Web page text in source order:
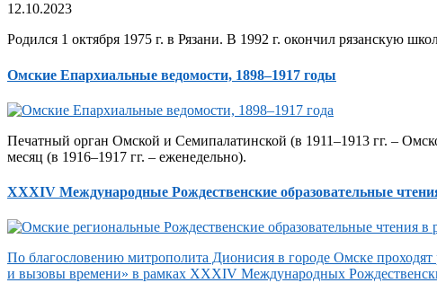
12.10.2023
Родился 1 октября 1975 г. в Рязани. В 1992 г. окончил рязанскую
Омские Епархиальные ведомости, 1898–1917 годы
Печатный орган Омской и Семипалатинской (в 1911–1913 гг. –
месяц (в 1916–1917 гг. – еженедельно).
XXXIV Международные Рождественские образовательные
По благословению митрополита Дионисия в городе Омске
и вызовы времени» в рамках XXXIV Международных